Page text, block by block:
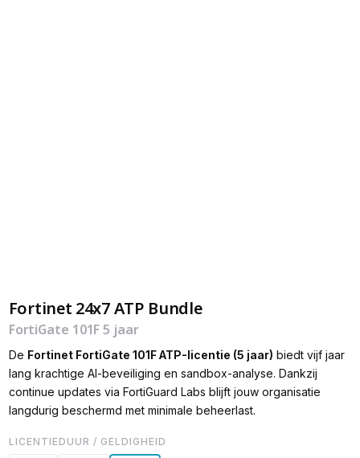
Fortinet 24x7 ATP Bundle
FortiGate 101F 5 jaar
De Fortinet FortiGate 101F ATP-licentie (5 jaar) biedt vijf jaar
lang krachtige AI-beveiliging en sandbox-analyse. Dankzij
continue updates via FortiGuard Labs blijft jouw organisatie
langdurig beschermd met minimale beheerlast.
LICENTIEDUUR / GELDIGHEID